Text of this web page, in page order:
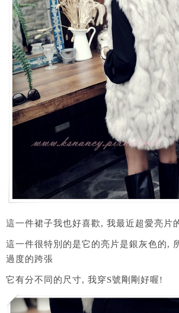
這一件裙子我也好喜歡, 我最近超愛亮片
這一件很特別的是它的亮片是銀灰色的,
過度的跨張
它有分不同的尺寸, 我穿S號剛剛好喔!